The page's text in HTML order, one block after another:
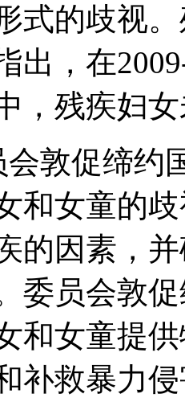
式的歧视
出，在
，残疾妇
会敦促缔约
和女童的
的因素，
委员会敦
和女童提
补救暴力